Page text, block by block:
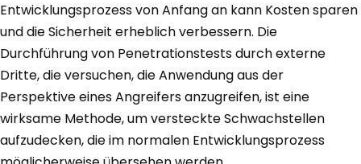
Entwicklungsprozess von Anfang an kann Kosten sparen
und die Sicherheit erheblich verbessern. Die
Durchführung von Penetrationstests durch externe
Dritte, die versuchen, die Anwendung aus der
Perspektive eines Angreifers anzugreifen, ist eine
wirksame Methode, um versteckte Schwachstellen
aufzudecken, die im normalen Entwicklungsprozess